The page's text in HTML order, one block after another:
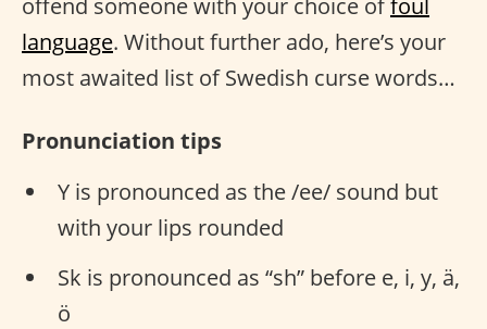
offend someone with your choice offoul
language. Without further ado, here’s your
most awaited list of Swedish curse words…
Pronunciation tips
Y is pronounced as the /ee/ sound but
with your lips rounded
Sk is pronounced as “sh” before e, i, y, ä,
ö